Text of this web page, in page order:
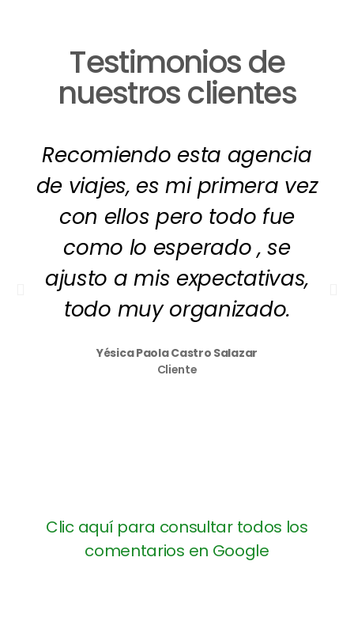
Testimonios de
nuestros clientes
Recomiendo esta agencia
de viajes, es mi primera vez
con ellos pero todo fue
como lo esperado , se
ajusto a mis expectativas,
todo muy organizado.
Yésica Paola Castro Salazar
Cliente
Clic aquí para consultar todos los
comentarios en Google